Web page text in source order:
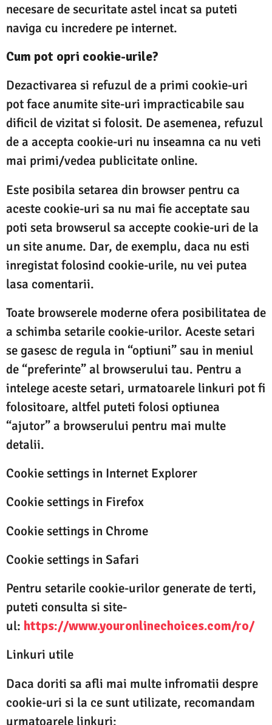
necesare de securitate astel incat sa puteti
naviga cu incredere pe internet.
Cum pot opri cookie-urile?
Dezactivarea si refuzul de a primi cookie-uri
pot face anumite site-uri impracticabile sau
dificil de vizitat si folosit. De asemenea, refuzul
de a accepta cookie-uri nu inseamna ca nu veti
mai primi/vedea publicitate online.
Este posibila setarea din browser pentru ca
aceste cookie-uri sa nu mai fie acceptate sau
poti seta browserul sa accepte cookie-uri de la
un site anume. Dar, de exemplu, daca nu esti
inregistat folosind cookie-urile, nu vei putea
lasa comentarii.
Toate browserele moderne ofera posibilitatea de
a schimba setarile cookie-urilor. Aceste setari
se gasesc de regula in “optiuni” sau in meniul
de “preferinte” al browserului tau. Pentru a
intelege aceste setari, urmatoarele linkuri pot fi
folositoare, altfel puteti folosi optiunea
“ajutor” a browserului pentru mai multe
detalii.
Cookie settings in Internet Explorer
Cookie settings in Firefox
Cookie settings in Chrome
Cookie settings in Safari
Pentru setarile cookie-urilor generate de terti,
puteti consulta si site-
ul: https://www.youronlinechoices.com/ro/
Linkuri utile
Daca doriti sa afli mai multe infromatii despre
cookie-uri si la ce sunt utilizate, recomandam
urmatoarele linkuri: